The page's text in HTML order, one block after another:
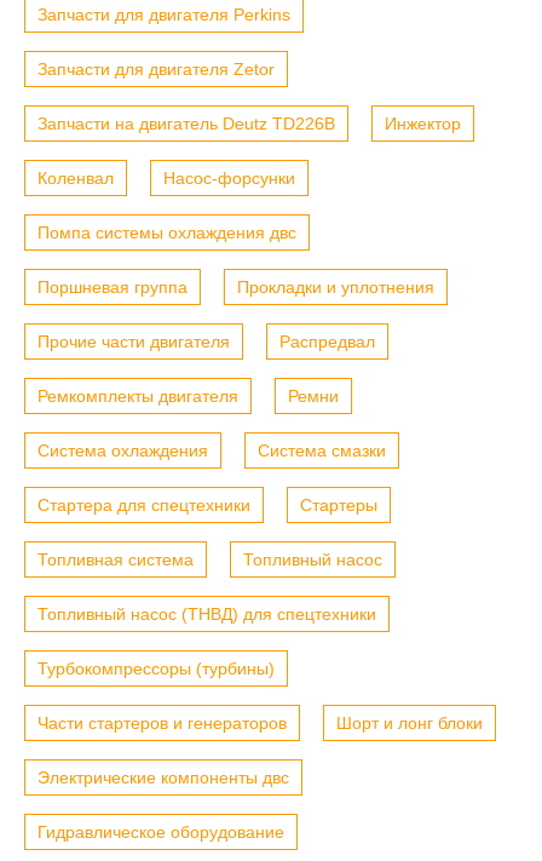
Запчасти для двигателя Perkins
Запчасти для двигателя Zetor
Запчасти на двигатель Deutz TD226B Инжектор
Коленвал Насос-форсунки
Помпа системы охлаждения двс
Поршневая группа Прокладки и уплотнения
Прочие части двигателя Распредвал
Ремкомплекты двигателя Ремни
Система охлаждения Система смазки
Стартера для спецтехники Стартеры
Топливная система Топливный насос
Топливный насос (ТНВД) для спецтехники
Турбокомпрессоры (турбины)
Части стартеров и генераторов Шорт и лонг блоки
Электрические компоненты двс
Гидравлическое оборудование